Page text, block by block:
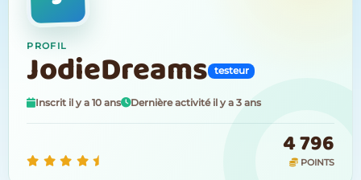
PROFIL
JodieDreams testeur
Inscrit il y a 10 ans Dernière activité il y a 3 ans
4 796
POINTS